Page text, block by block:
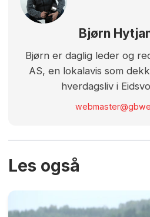
Bjørn
Bjørn er daglig leder og
AS, en lokalavis som
hverdagsliv i
Les også